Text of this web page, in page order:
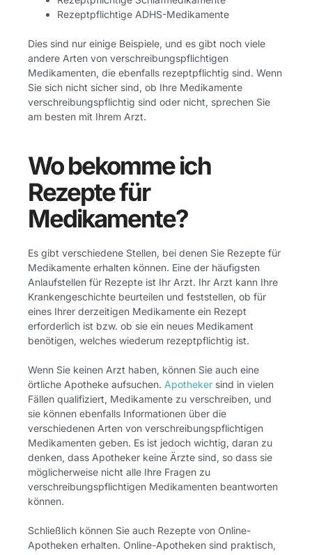
Rezeptpflichtige ADHS-Medikamente
Dies sind nur einige Beispiele, und es gibt noch viele
andere Arten von verschreibungspflichtigen
Medikamenten, die ebenfalls rezeptpflichtig sind. Wenn
Sie sich nicht sicher sind, ob Ihre Medikamente
verschreibungspflichtig sind oder nicht, sprechen Sie
am besten mit Ihrem Arzt.
Wo bekomme ich
Rezepte für
Medikamente?
Es gibt verschiedene Stellen, bei denen Sie Rezepte für
Medikamente erhalten können. Eine der häufigsten
Anlaufstellen für Rezepte ist Ihr Arzt. Ihr Arzt kann Ihre
Krankengeschichte beurteilen und feststellen, ob für
eines Ihrer derzeitigen Medikamente ein Rezept
erforderlich ist bzw. ob sie ein neues Medikament
benötigen, welches wiederum rezeptpflichtig ist.
Wenn Sie keinen Arzt haben, können Sie auch eine
örtliche Apotheke aufsuchen. Apotheker sind in vielen
Fällen qualifiziert, Medikamente zu verschreiben, und
sie können ebenfalls Informationen über die
verschiedenen Arten von verschreibungspflichtigen
Medikamenten geben. Es ist jedoch wichtig, daran zu
denken, dass Apotheker keine Ärzte sind, so dass sie
möglicherweise nicht alle Ihre Fragen zu
verschreibungspflichtigen Medikamenten beantworten
können.
Schließlich können Sie auch Rezepte von Online-
Apotheken erhalten. Online-Apotheken sind praktisch,